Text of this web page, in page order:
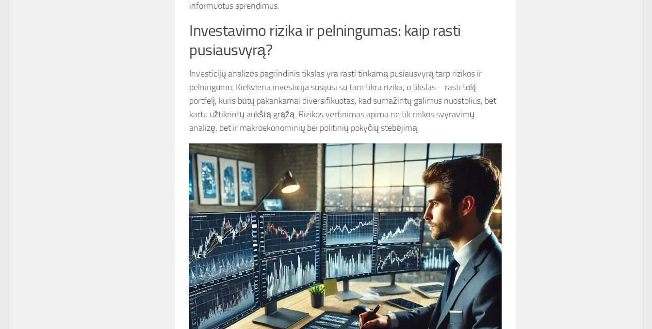
informuotus sprendimus.
Investavimo rizika ir pelningumas: kaip rasti
pusiausvyrą?
Investicijų analizės pagrindinis tikslas yra rasti tinkamą pusiausvyrą tarp rizikos ir
pelningumo. Kiekviena investicija susijusi su tam tikra rizika, o tikslas – rasti tokį
portfelį, kuris būtų pakankamai diversifikuotas, kad sumažintų galimus nuostolius, bet
kartu užtikrintų aukštą grąžą. Rizikos vertinimas apima ne tik rinkos svyravimų
analizę, bet ir makroekonominių bei politinių pokyčių stebėjimą.